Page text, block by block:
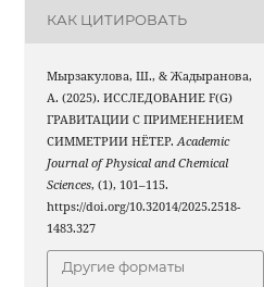
КАК ЦИТИРОВАТЬ
Мырзакулова, Ш., & Жадыранова,
А. (2025). ИССЛЕДОВАНИЕ F(G)
ГРАВИТАЦИИ С ПРИМЕНЕНИЕМ
СИММЕТРИИ НЁТЕР.Academic
Journal of Physical and Chemical
Sciences, (1), 101–115.
https://doi.org/10.32014/2025.2518-
1483.327
Другие форматы